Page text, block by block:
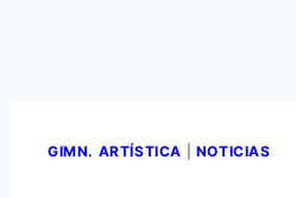
GIMN. ARTÍSTICA NOTICIAS